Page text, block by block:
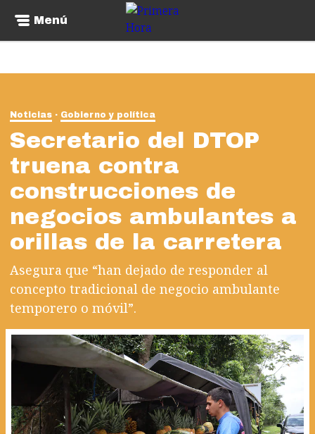
Menú
Noticias Gobierno y política
Secretario del DTOP
truena contra
construcciones de
negocios ambulantes a
orillas de la carretera
Asegura que “han dejado de responder al
concepto tradicional de negocio ambulante
temporero o móvil”.